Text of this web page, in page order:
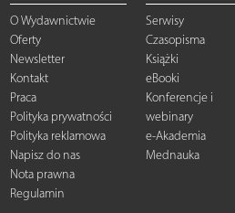
O Wydawnictwie
Oferty
Newsletter
Kontakt
Praca
Polityka prywatności
Polityka reklamowa
Napisz do nas
Nota prawna
Regulamin
Serwisy
Czasopisma
Książki
eBooki
Konferencje i
webinary
e-Akademia
Mednauka